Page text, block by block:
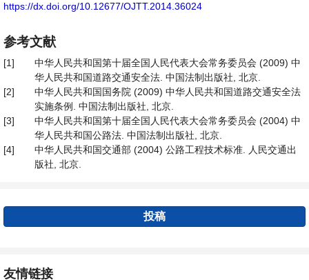
https://dx.doi.org/10.12677/OJTT.2014.36024
参考文献
[1]
中华人民共和国第十届全国人民代表大会常务委员会 (2009) 中
华人民共和国道路交通安全法. 中国法制出版社, 北京.
[2]
中华人民共和国国务院 (2009) 中华人民共和国道路交通安全法
实施条例. 中国法制出版社, 北京.
[3]
中华人民共和国第十届全国人民代表大会常务委员会 (2004) 中
华人民共和国公路法. 中国法制出版社, 北京.
[4]
中华人民共和国交通部 (2004) 公路工程技术标准. 人民交通出
版社, 北京.
投稿
友情链接